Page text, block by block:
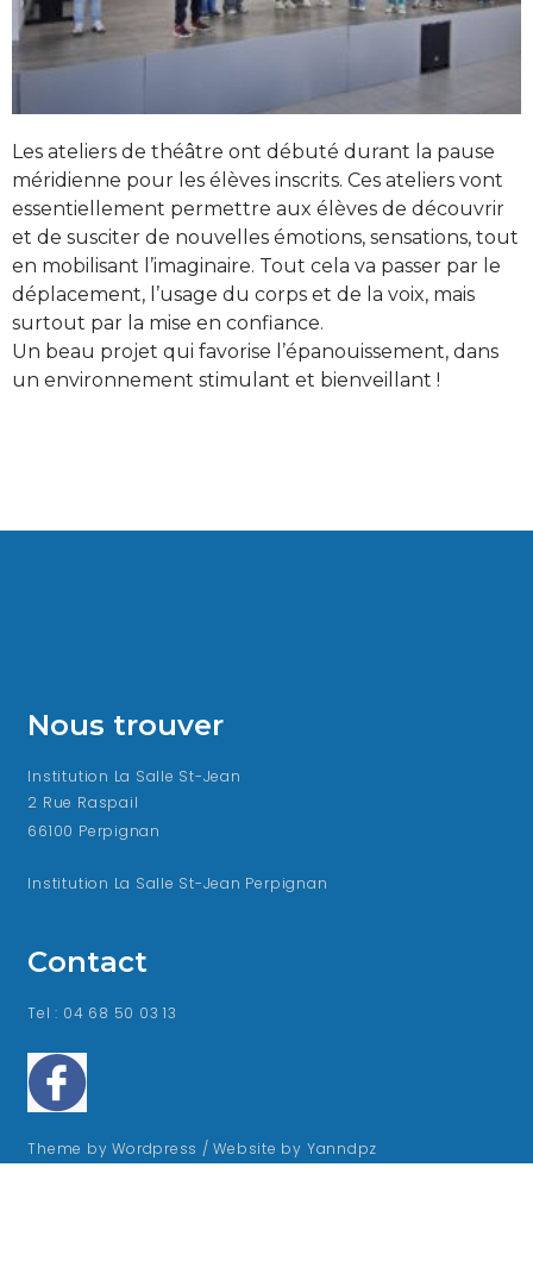
Les ateliers de théâtre ont débuté durant la pause
méridienne pour les élèves inscrits. Ces ateliers vont
essentiellement permettre aux élèves de découvrir
et de susciter de nouvelles émotions, sensations, tout
en mobilisant l’imaginaire. Tout cela va passer par le
déplacement, l’usage du corps et de la voix, mais
surtout par la mise en confiance.
Un beau projet qui favorise l’épanouissement, dans
un environnement stimulant et bienveillant !
Nous trouver
Institution La Salle St-Jean
2 Rue Raspail
66100 Perpignan
Institution La Salle St-Jean Perpignan
Contact
Tel : 04 68 50 03 13
Theme by Wordpress / Website by Yanndpz